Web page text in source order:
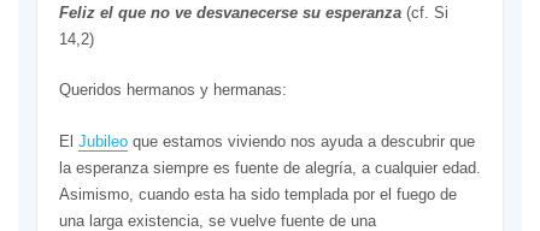
Feliz el que no ve desvanecerse su esperanza (cf. Si
14,2)
Queridos hermanos y hermanas:
El Jubileoque estamos viviendo nos ayuda a descubrir que
la esperanza siempre es fuente de alegría, a cualquier edad.
Asimismo, cuando esta ha sido templada por el fuego de
una larga existencia, se vuelve fuente de una